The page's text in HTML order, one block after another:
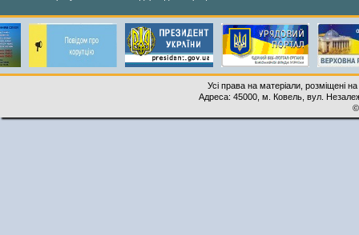
Усі права на матеріали, розміщені
Адреса: 45000, м. Ковель, вул.